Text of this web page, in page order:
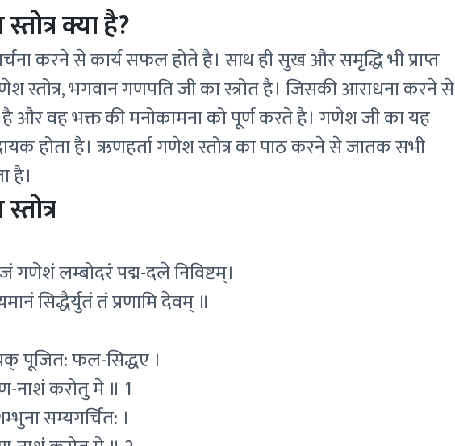
क्या है?
करने से कार्य सफल होते है। साथ ही सुख और समृद्धि भी प्राप्त
स्तोत्र, भगवान गणपति जी का स्त्रोत है। जिसकी आराधना करने से
है और वह भक्त की मनोकामना को पूर्ण करते है। गणेश जी का यह
होता है। ऋणहर्ता गणेश स्तोत्र का पाठ करने से जातक सभी
है।
गणेशं लम्बोदरं पद्म-दले निविष्टम्।
सिद्धैर्युतं तं प्रणामि देवम् ॥
पूजित: फल-सिद्धए ।
नाशं करोतु मे ॥ 1
सम्यगर्चित: ।